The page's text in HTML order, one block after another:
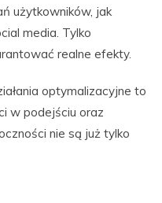
użytkowników, jak
media. Tylko
realne efekty.
optymalizacyjne to
w podejściu oraz
nie są już tylko